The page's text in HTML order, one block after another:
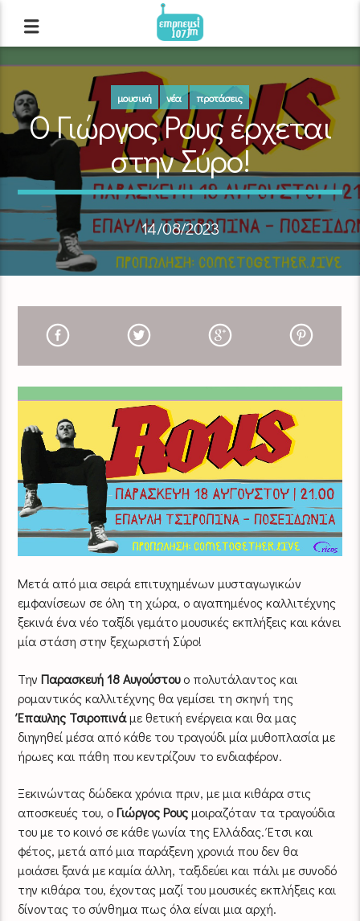
μουσική νέα προτάσεις
Ο Γιώργος Ρους έρχεται
στην Σύρο!
14/08/2023
Μετά από μια σειρά επιτυχημένων μυσταγωγικών
εμφανίσεων σε όλη τη χώρα, ο αγαπημένος καλλιτέχνης
ξεκινά ένα νέο ταξίδι γεμάτο μουσικές εκπλήξεις και κάνει
μία στάση στην ξεχωριστή Σύρο!
ΤηνΠαρασκευή 18 Αυγούστουο πολυτάλαντος και
ρομαντικός καλλιτέχνης θα γεμίσει τη σκηνή της
Έπαυλης Τσιροπινάμε θετική ενέργεια και θα μας
διηγηθεί μέσα από κάθε του τραγούδι μία μυθοπλασία με
ήρωες και πάθη που κεντρίζουν το ενδιαφέρον.
Ξεκινώντας δώδεκα χρόνια πριν, με μια κιθάρα στις
αποσκευές του, oΓιώργος Ρουςμοιραζόταν τα τραγούδια
του με το κοινό σε κάθε γωνία της Ελλάδας. Έτσι και
φέτος, μετά από μια παράξενη χρονιά που δεν θα
μοιάσει ξανά με καμία άλλη, ταξιδεύει και πάλι με συνοδό
την κιθάρα του, έχοντας μαζί του μουσικές εκπλήξεις και
δίνοντας το σύνθημα πως όλα είναι μια αρχή.